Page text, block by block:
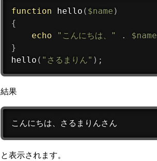
function hello ( $name )
{
echo
"こんにちは、" . $name
}
hello ( "さるまりん" ) ;
結果
こんにちは、さるまりんさん
と表示されます。